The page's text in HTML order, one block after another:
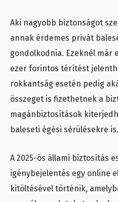
Aki nagyobb biztonságot
annak érdemes privát
gondolkodnia. Ezeknél már
ezer forintos térítést
rokkantság esetén pedig
összeget is fizethetnek a
magánbiztosítások
baleseti égési sérülésekre is.
A 2025-ös állami biztosítás
igénybejelentés egy online
kitöltésével történik,